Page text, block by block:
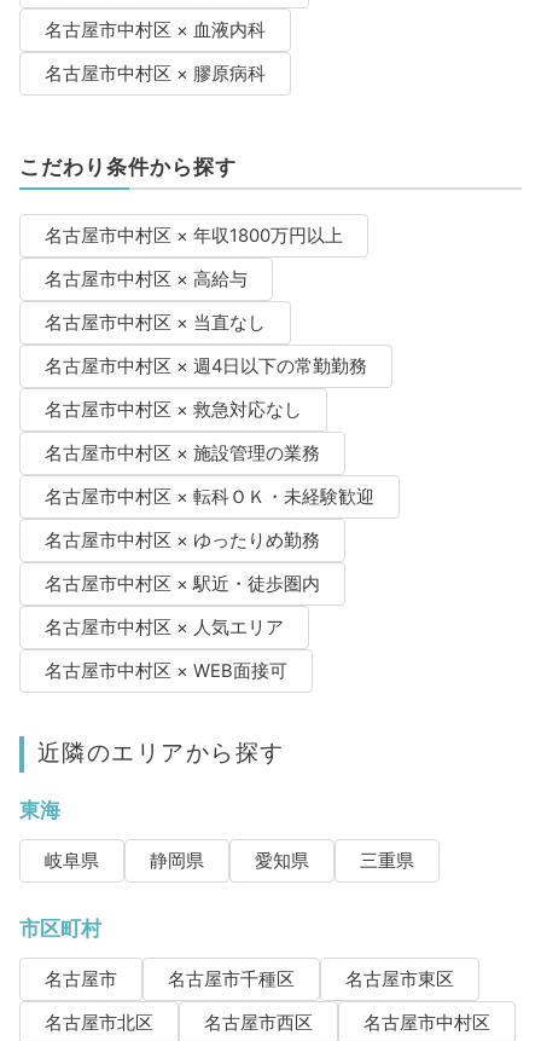
名古屋市中村区 × 血液内科
名古屋市中村区 × 膠原病科
こだわり条件から探す
名古屋市中村区 × 年収1800万円以上
名古屋市中村区 × 高給与
名古屋市中村区 × 当直なし
名古屋市中村区 × 週4日以下の常勤勤務
名古屋市中村区 × 救急対応なし
名古屋市中村区 × 施設管理の業務
名古屋市中村区 × 転科ＯＫ・未経験歓迎
名古屋市中村区 × ゆったりめ勤務
名古屋市中村区 × 駅近・徒歩圏内
名古屋市中村区 × 人気エリア
名古屋市中村区 × WEB面接可
近隣のエリアから探す
東海
岐阜県 静岡県 愛知県 三重県
市区町村
名古屋市 名古屋市千種区
名古屋市東区
名古屋市北区
名古屋市西区
名古屋市中村区